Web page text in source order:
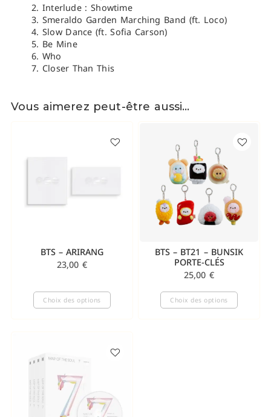
Interlude : Showtime
Smeraldo Garden Marching Band (ft. Loco)
Slow Dance (ft. Sofia Carson)
Be Mine
Who
Closer Than This
Vous aimerez peut-être aussi…
BTS – ARIRANG
23,00 €
Choix des options
BTS – BT21 – BUNSIK
PORTE-CLÉS
25,00 €
Choix des options